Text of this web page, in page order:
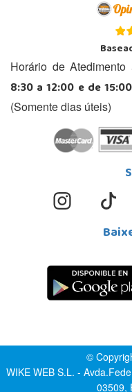
Horário de Atedimento
8:30 a 12:00 e de
(Somente dias úteis)
©
WIKE WEB S.L. -
03509,